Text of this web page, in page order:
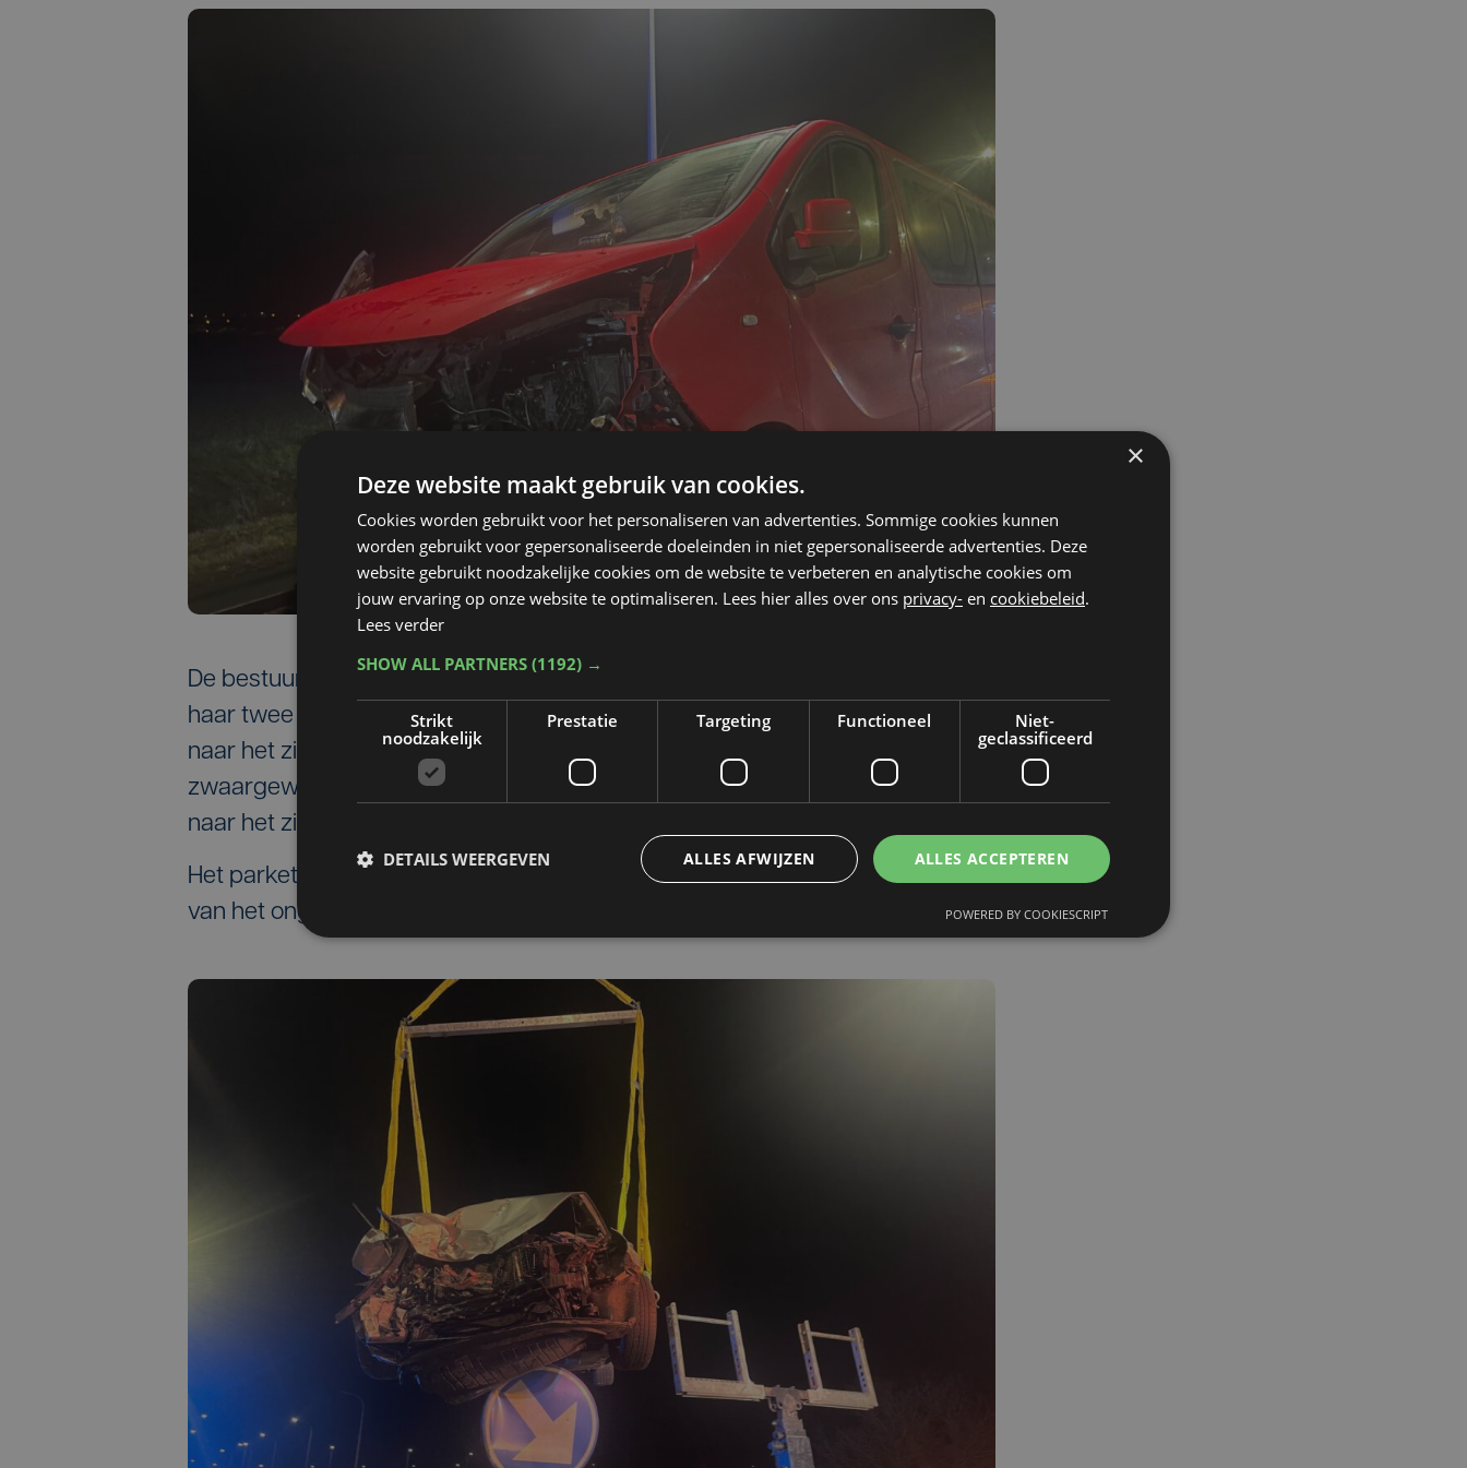
De bestuurster van de personenwagen, een 35-jarige vrouw uit Menen, en
haar twee vrouwelijke passagiers liepen zware verwondingen op en werden
naar het ziekenhuis overgebracht. In de bestelwagen raakten drie inzittenden
zwaargewond en drie personen lichtgewond. Ook zij werden voor verzorging
naar het ziekenhuis gebracht.
Het parket stelde geen verkeersdeskundige aan, omdat de omstandigheden
van het ongeval duidelijk waren.
×
Deze website maakt gebruik van cookies.
Cookies worden gebruikt voor het personaliseren van advertenties. Sommige cookies kunnen
worden gebruikt voor gepersonaliseerde doeleinden in niet gepersonaliseerde advertenties. Deze
website gebruikt noodzakelijke cookies om de website te verbeteren en analytische cookies om
jouw ervaring op onze website te optimaliseren. Lees hier alles over ons privacy- en cookiebeleid.
Lees verder
SHOW ALL PARTNERS (1192) →
Strikt
noodzakelijk
Prestatie Targeting Functioneel
Niet-
geclassificeerd
ALLES ACCEPTEREN
ALLES AFWIJZEN
DETAILS WEERGEVEN
POWERED BY COOKIESCRIPT